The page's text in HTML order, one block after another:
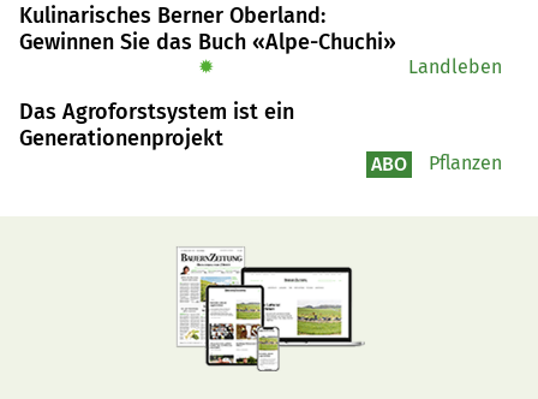
Brennpunkt Nahrung, am 7. November in Luzern, wird er
über die Versorgungssicherheit referieren.
Kulinarisches Berner Oberland:
Gewinnen Sie das Buch «Alpe-Chuchi»
✹ Landleben
Das Agroforstsystem ist ein
Generationenprojekt
ABO Pflanzen